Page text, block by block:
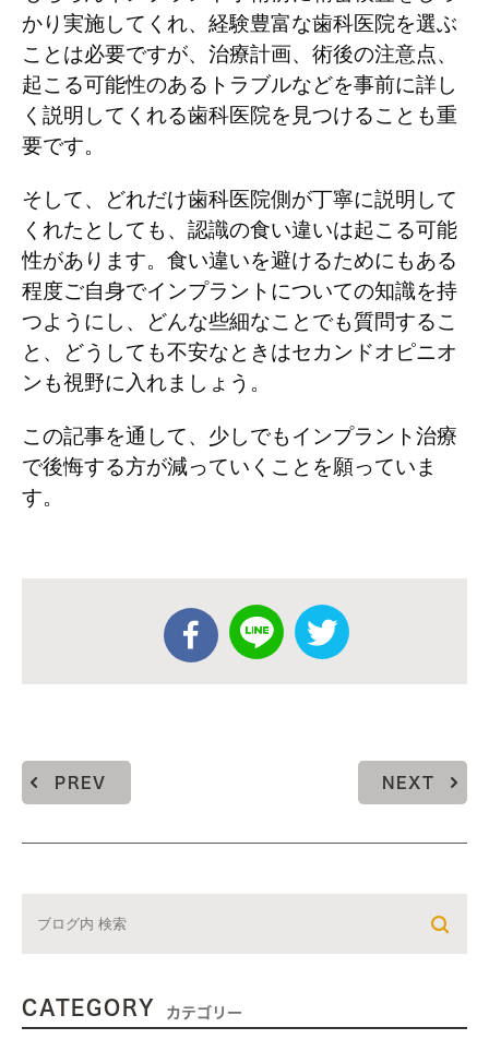
かり実施してくれ、経験豊富な歯科医院を選ぶ
ことは必要ですが、治療計画、術後の注意点、
起こる可能性のあるトラブルなどを事前に詳し
く説明してくれる歯科医院を見つけることも重
要です。
そして、どれだけ歯科医院側が丁寧に説明して
くれたとしても、認識の食い違いは起こる可能
性があります。食い違いを避けるためにもある
程度ご自身でインプラントについての知識を持
つようにし、どんな些細なことでも質問するこ
と、どうしても不安なときはセカンドオピニオ
ンも視野に入れましょう。
この記事を通して、少しでもインプラント治療
で後悔する方が減っていくことを願っていま
す。
PREV NEXT
CATEGORY カテゴリー